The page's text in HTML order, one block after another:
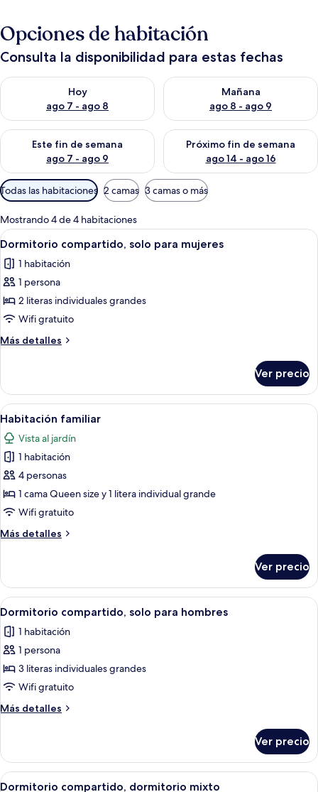
Opciones de habitación
Consulta la disponibilidad para estas fechas
Hoy
ago 7 - ago 8
Consulta la disponibilidad para hoy ago 7 - ago 8
Mañana
ago 8 - ago 9
Consulta la disponibilidad
Este fin de semana
ago 7 - ago 9
Consulta la disponibilidad para este fin de semana ago 7 -
Próximo fin de semana
ago 14 - ago 16
Consulta la disponibilidad
Filtros
disponibles
para
las
habitaciones
Todas las habitaciones 2 camas 3 camas o más
Mostrando 4 de 4 habitaciones
Abrir
todas
las
fotos
de
Dormitorio
compartido,
solo
mujeres
Una habitación con dos literas, un
4
Dormitorio compartido, solo para mujeres
1 habitación
1 persona
2 literas individuales grandes
Wifi gratuito
Más detalles
Más
compartido,
solo
para
mujeres
Ver precio
Abrir
todas
las
fotos
de
Habitación
familiar
Un dormitorio con cama,
5
Habitación familiar
Vista al jardín
1 habitación
4 personas
1 cama Queen size y 1 litera individual grande
Wifi gratuito
Más detalles
Más
familiar
Ver precio
Abrir
todas
las
fotos
de
Dormitorio
compartido,
solo
hombres
Una habitación con literas, una
3
Dormitorio compartido, solo para hombres
1 habitación
1 persona
3 literas individuales grandes
Wifi gratuito
Más detalles
Más
compartido,
solo
para
Ver precio
Abrir
Una habitación con literas,
5
Dormitorio compartido, dormitorio mixto